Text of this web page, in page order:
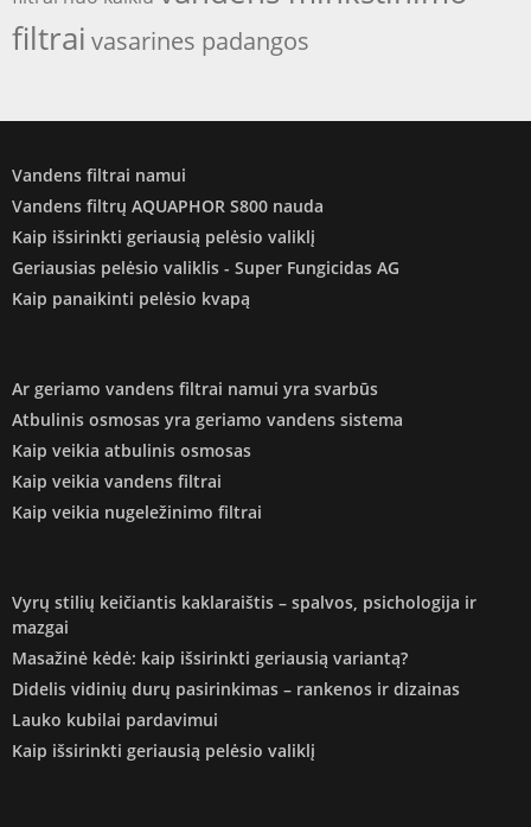
filtrai vasarines padangos
Vandens filtrai namui
Vandens filtrų AQUAPHOR S800 nauda
Kaip išsirinkti geriausią pelėsio valiklį
Geriausias pelėsio valiklis - Super Fungicidas AG
Kaip panaikinti pelėsio kvapą
Ar geriamo vandens filtrai namui yra svarbūs
Atbulinis osmosas yra geriamo vandens sistema
Kaip veikia atbulinis osmosas
Kaip veikia vandens filtrai
Kaip veikia nugeležinimo filtrai
Vyrų stilių keičiantis kaklaraištis – spalvos, psichologija ir
mazgai
Masažinė kėdė: kaip išsirinkti geriausią variantą?
Didelis vidinių durų pasirinkimas – rankenos ir dizainas
Lauko kubilai pardavimui
Kaip išsirinkti geriausią pelėsio valiklį